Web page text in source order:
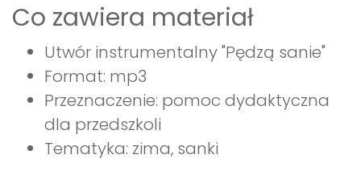
Co zawiera materiał
Utwór instrumentalny "Pędzą sanie"
Format: mp3
Przeznaczenie: pomoc dydaktyczna
dla przedszkoli
Tematyka: zima, sanki